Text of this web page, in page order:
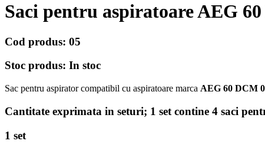
Saci pentru aspiratoareAEG
Cod produs: 05
Stoc produs: In stoc
Sac pentru aspirator compatibil cu aspiratoare marca AEG 60 DCM
Cantitate exprimata in seturi; 1 set contine 4 saci
1 set